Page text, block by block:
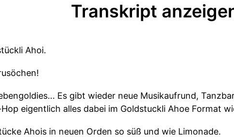
Transkript
Ahoi.
Es gibt wieder neue Musikaufrund,
eigentlich alles dabei im Goldstuckli Ahoe Format
Ahois in neuen Orden so süß und wie Limonade.